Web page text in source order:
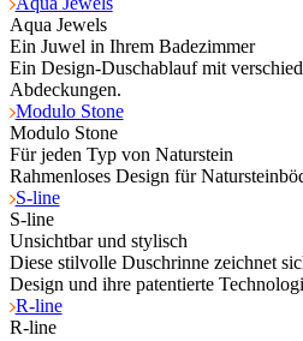
Aqua Jewels
Ein Juwel in Ihrem Badezimmer
Ein Design-Duschablauf mit
Abdeckungen.
Modulo Stone
Modulo Stone
Für jeden Typ von Naturstein
Rahmenloses Design für
S-line
S-line
Unsichtbar und stylisch
Diese stilvolle Duschrinne zeichnet
Design und ihre patentierte
R-line
R-line